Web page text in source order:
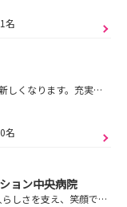
名
2027年 伊丹病院は統合し新しくなります。充実の教育体制のもと、新病院で活躍しませんか？
名
ョン中央病院
入院から在宅まで、その人らしさを支え、笑顔で寄り添うリハビリ看護